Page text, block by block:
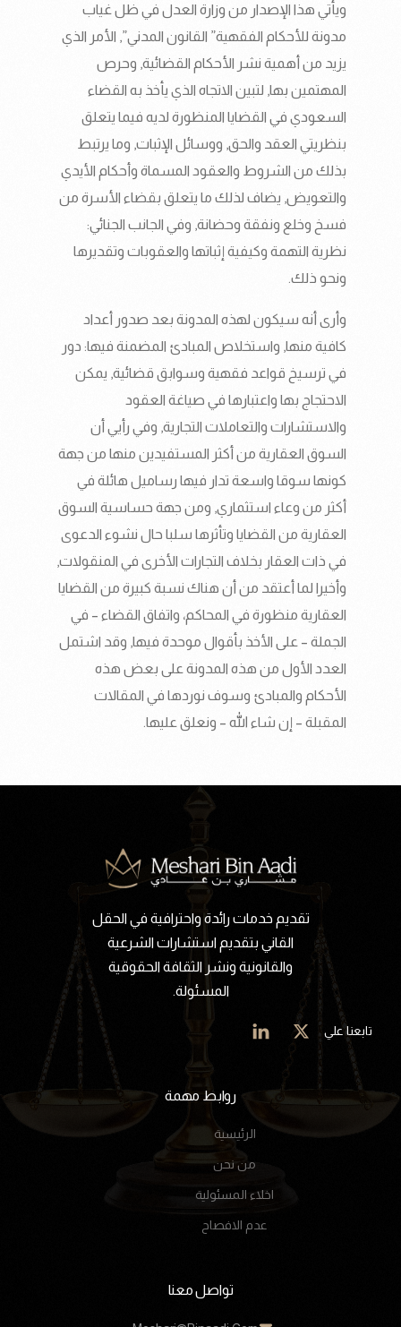
ويأتي هذا الإصدار من وزارة العدل في ظل غياب
مدونة للأحكام الفقهية” القانون المدني”, الأمر الذي
يزيد من أهمية نشر الأحكام القضائية, وحرص
المهتمين بها, لتبين الاتجاه الذي يأخذ به القضاء
السعودي في القضايا المنظورة لديه فيما يتعلق
بنظريتي العقد والحق, ووسائل الإثبات, وما يرتبط
بذلك من الشروط والعقود المسماة وأحكام الأيدي
والتعويض, يضاف لذلك ما يتعلق بقضاء الأسرة من
فسخ وخلع ونفقة وحضانة, وفي الجانب الجنائي:
نظرية التهمة وكيفية إثباتها والعقوبات وتقديرها
ونحو ذلك.
وأرى أنه سيكون لهذه المدونة بعد صدور أعداد
كافية منها, واستخلاص المبادئ المضمنة فيها: دور
في ترسيخ قواعد فقهية وسوابق قضائية, يمكن
الاحتجاج بها واعتبارها في صياغة العقود
والاستشارات والتعاملات التجارية, وفي رأيي أن
السوق العقارية من أكثر المستفيدين منها من جهة
كونها سوقا واسعة تدار فيها رساميل هائلة في
أكثر من وعاء استثماري, ومن جهة حساسية السوق
العقارية من القضايا وتأثرها سلبا حال نشوء الدعوى
في ذات العقار بخلاف التجارات الأخرى في المنقولات,
وأخيرا لما أعتقد من أن هناك نسبة كبيرة من القضايا
العقارية منظورة في المحاكم، واتفاق القضاء – في
الجملة – على الأخذ بأقوال موحدة فيها, وقد اشتمل
العدد الأول من هذه المدونة على بعض هذه
الأحكام والمبادئ وسوف نوردها في المقالات
المقبلة – إن شاء الله – ونعلق عليها.
تقديم خدمات رائدة واحترافية في الحقل
القاني بتقديم استشارات الشرعية
والقانونية ونشر الثقافة الحقوقية
المسئولة.
تابعنا علي
روابط مهمة
الرئيسية
من نحن
اخلاء المسئولية
عدم الافصاح
تواصل معنا